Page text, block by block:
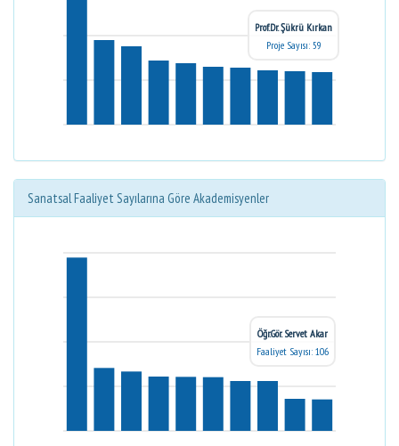
Prof.Dr. Şükrü Kırkan
Proje Sayısı: 59
Sanatsal Faaliyet Sayılarına Göre Akademisyenler
Öğr.Gör. Servet Akar
Faaliyet Sayısı: 106